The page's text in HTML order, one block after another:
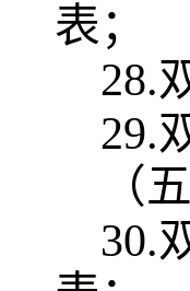
表；
28.
29.
（
30.